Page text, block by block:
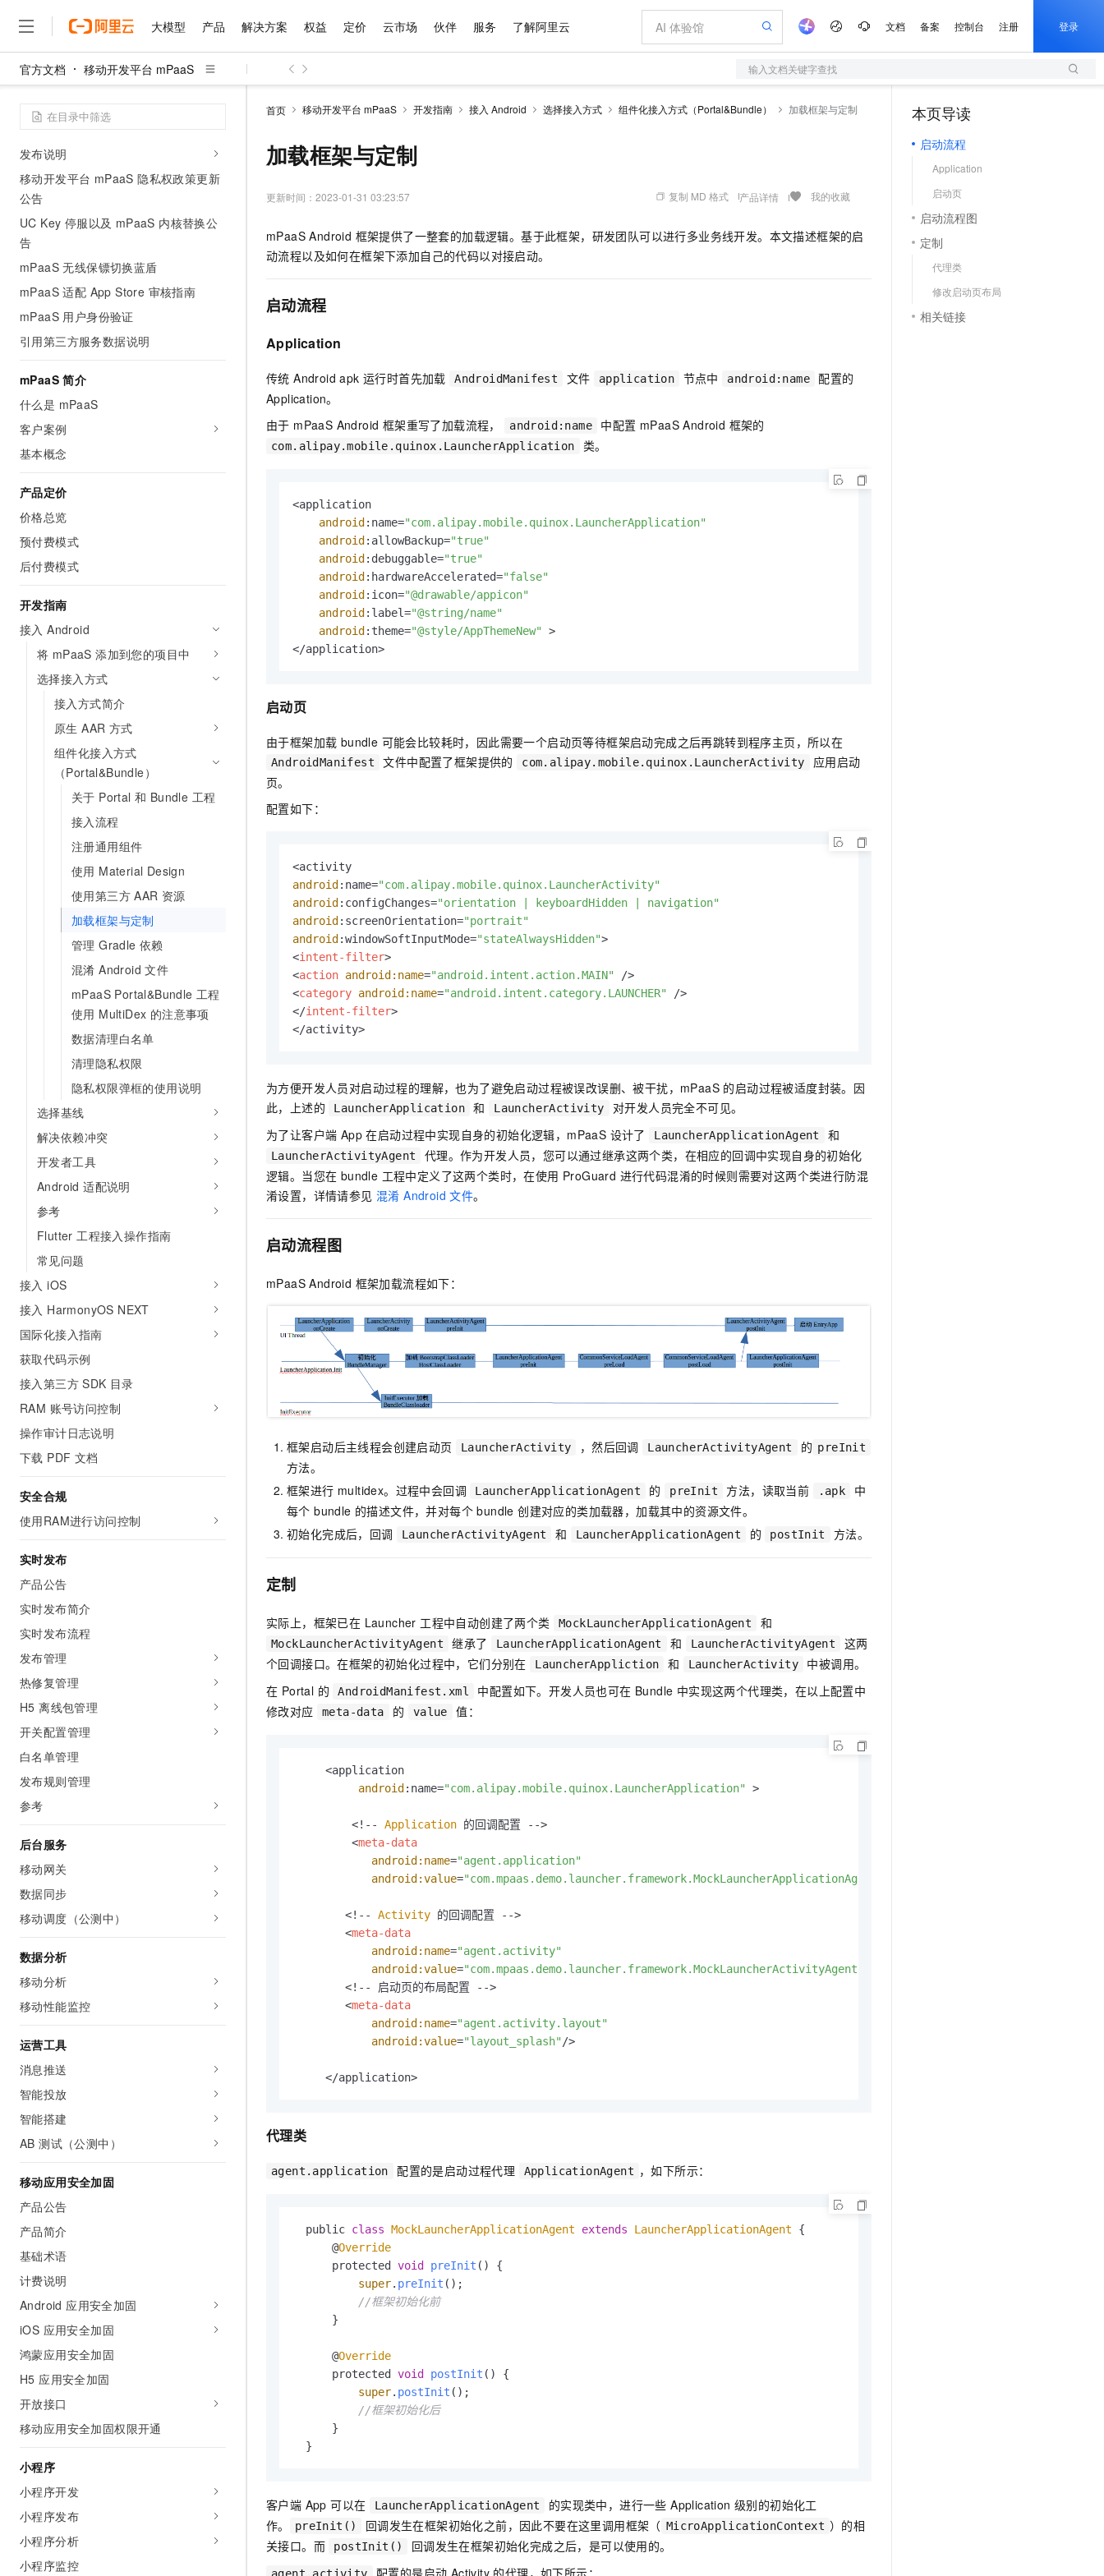
大模型 产品 解决方案 权益 定价 云市场 伙伴 服务 了解阿里云 文档 备案 控制台 注册 登录
官方文档 移动开发平台 mPaaS 输入文档关键字查找
发布说明
移动开发平台 mPaaS 隐私权政策更新
公告
UC Key 停服以及 mPaaS 内核替换公
告
mPaaS 无线保镖切换蓝盾
mPaaS 适配 App Store 审核指南
mPaaS 用户身份验证
引用第三方服务数据说明
mPaaS 简介
什么是 mPaaS
客户案例
基本概念
产品定价
价格总览
预付费模式
后付费模式
开发指南
接入 Android
将 mPaaS 添加到您的项目中
选择接入方式
接入方式简介
原生 AAR 方式
组件化接入方式
（Portal&Bundle）
关于 Portal 和 Bundle 工程
接入流程
注册通用组件
使用 Material Design
使用第三方 AAR 资源
加载框架与定制
管理 Gradle 依赖
混淆 Android 文件
mPaaS Portal&Bundle 工程
使用 MultiDex 的注意事项
数据清理白名单
清理隐私权限
隐私权限弹框的使用说明
选择基线
解决依赖冲突
开发者工具
Android 适配说明
参考
Flutter 工程接入操作指南
常见问题
接入 iOS
接入 HarmonyOS NEXT
国际化接入指南
获取代码示例
接入第三方 SDK 目录
RAM 账号访问控制
操作审计日志说明
下载 PDF 文档
安全合规
使用RAM进行访问控制
实时发布
产品公告
实时发布简介
实时发布流程
发布管理
热修复管理
H5 离线包管理
开关配置管理
白名单管理
发布规则管理
参考
后台服务
移动网关
数据同步
移动调度（公测中）
数据分析
移动分析
移动性能监控
运营工具
消息推送
智能投放
智能搭建
AB 测试（公测中）
移动应用安全加固
产品公告
产品简介
基础术语
计费说明
Android 应用安全加固
iOS 应用安全加固
鸿蒙应用安全加固
H5 应用安全加固
开放接口
移动应用安全加固权限开通
小程序
小程序开发
小程序发布
小程序分析
小程序监控
首页 移动开发平台 mPaaS 开发指南 接入 Android 选择接入方式 组件化接入方式（Portal&Bundle） 加载框架与定制
加载框架与定制
更新时间： 2023-01-31 03:23:57 复制 MD 格式 产品详情 我的收藏
mPaaS Android 框架提供了一整套的加载逻辑。基于此框架，研发团队可以进行多业务线开发。本文描述框架的启
动流程以及如何在框架下添加自己的代码以对接启动。
启动流程
Application
传统 Android apk 运行时首先加载 AndroidManifest 文件 application 节点中 android:name
配置的
Application。
由于 mPaaS Android 框架重写了加载流程，
android:name 中配置 mPaaS Android 框架的
com.alipay.mobile.quinox.LauncherApplication 类。
<application
android :name="com.alipay.mobile.quinox.LauncherApplication"
android :allowBackup="true"
android :debuggable="true"
android :hardwareAccelerated="false"
android :icon="@drawable/appicon"
android :label="@string/name"
android :theme="@style/AppThemeNew"
>
</application>
启动页
由于框架加载 bundle 可能会比较耗时，因此需要一个启动页等待框架启动完成之后再跳转到程序主页，所以在
AndroidManifest 文件中配置了框架提供的 com.alipay.mobile.quinox.LauncherActivity
应用启动
页。
配置如下：
android:name="com.alipay.mobile.quinox.LauncherActivity"
android:configChanges="orientation | keyboardHidden | navigation"
android:screenOrientation="portrait"
android:windowSoftInputMode="stateAlwaysHidden"
<intent-filter>
<action android:name="android.intent.action.MAIN"
/>
<category android:name="android.intent.category.LAUNCHER"
/>
</intent-filter>
</activity>
为方便开发人员对启动过程的理解，也为了避免启动过程被误改误删、被干扰，mPaaS 的启动过程被适度封装。因
此，上述的
LauncherApplication 和 LauncherActivity
对开发人员完全不可见。
为了让客户端 App 在启动过程中实现自身的初始化逻辑，mPaaS 设计了
LauncherApplicationAgent 和
LauncherActivityAgent
代理。作为开发人员，您可以通过继承这两个类，在相应的回调中实现自身的初始化
逻辑。当您在 bundle 工程中定义了这两个类时，在使用 ProGuard 进行代码混淆的时候则需要对这两个类进行防混
淆设置，详情请参见 混淆 Android 文件。
启动流程图
mPaaS Android 框架加载流程如下：
框架启动后主线程会创建启动页 LauncherActivity ，然后回调 LauncherActivityAgent 的 preInit
方法。
框架进行 multidex。过程中会回调
LauncherApplicationAgent 的 preInit 方法，读取当前 .apk
中
每个 bundle 的描述文件，并对每个 bundle 创建对应的类加载器，加载其中的资源文件。
初始化完成后，回调
LauncherActivityAgent 和 LauncherApplicationAgent 的 postInit 方法。
定制
实际上，框架已在 Launcher 工程中自动创建了两个类 MockLauncherApplicationAgent 和
MockLauncherActivityAgent 继承了 LauncherApplicationAgent 和 LauncherActivityAgent
这两
个回调接口。在框架的初始化过程中，它们分别在
LauncherAppliction 和 LauncherActivity
中被调用。
在 Portal 的
AndroidManifest.xml
中配置如下。开发人员也可在 Bundle 中实现这两个代理类，在以上配置中
修改对应
meta-data 的 value 值：
     <application
android :name="com.alipay.mobile.quinox.LauncherApplication" >
         <!--
Application 的回调配置 -->
<meta-data
android:name="agent.application"
android:value="com.mpaas.demo.launcher.framework.MockLauncherApplicationAgent"
        <!--
Activity 的回调配置 -->
<meta-data
android:name="agent.activity"
android:value="com.mpaas.demo.launcher.framework.MockLauncherActivityAgent"
        <!-- 启动页的布局配置 -->
<meta-data
android:name="agent.activity.layout"
android:value="layout_splash"/>
     </application>
代理类
agent.application 配置的是启动过程代理 ApplicationAgent ，如下所示：
  public
class MockLauncherApplicationAgent extends LauncherApplicationAgent {
      @
Override
      protected
void preInit ( ) {
super. preInit ();
//框架初始化前
      }
      @
Override
      protected
void postInit ( ) {
super. postInit ();
//框架初始化后
      }
  }
客户端 App 可以在 LauncherApplicationAgent
的实现类中，进行一些 Application 级别的初始化工
作。
preInit() 回调发生在框架初始化之前，因此不要在这里调用框架（ MicroApplicationContext ）的相
关接口。而
postInit() 回调发生在框架初始化完成之后，是可以使用的。
本页导读
启动流程
Application
启动页
启动流程图
定制
代理类
修改启动页布局
相关链接
大模型
千问AI平台 大模型服务平台百炼
Qwen3.8-Max HOT
Qwen3.7-Plus
Qwen3-VL-Plus
视觉 Coding、空间感知、多模态思考等全面升级
Kimi-K3 NEW
1M上下文，专为长程任务能力而生 文戏情感细腻自然，动作戏激烈拳拳到肉，实现更强表演能力
语音识别与合成
Qwen3-TTS-Flash
大模型服务
千问AI平台-模型体验
在线体验全尺寸、多种模态的模型效果
Happy 系列大模型
新一代 AI 视频生成模型，深度适配广告营销等场景
AI 应用构建
大模型服务平台百炼-智能体
灵活可视化地构建企业级 Agent
人工智能平台 PAI
万有无界
大模型解决方案
10 分钟在聊天系统中增加一个 AI 助手
在企业官网、通讯软件中为客户提供 AI 客服
即刻拥有 DeepSeek-R1 满血版
多种方案随心选，轻松解锁专属 DeepSeek
超强辅助，Bolt.diy 一步搞定创意建站
通过自然语言交互简化开发流程,全栈开发支持
产品
精选产品
人工智能与机器学习
容器
存储
网络与CDN
安全
中间件
数据库
大数据计算
媒体服务
Serverless
开发工具
迁移与运维管理
专有云
精选产品
大模型服务与应用平台
多元化、高性能、安全可靠的大模型服务
无影云电脑
随时随地安全接入的云上超级电脑
面向分析的企业级SaaS模式云数据仓库
人工智能平台 PAI 大模型
一站式AI开发、训练和推理服务
全托管，含MySQL、PostgreSQL、SQL Server、MariaDB多引擎
Qoder
面向真实软件的智能体编程平台
轻量应用服务器
数字证书管理服务（原SSL证书）
实现全站HTTPS，呈现可信的WEB访问
短信服务
解决方案
精选解决方案
AI
大数据
现代化应用
安全
网络
可观测
上云与迁云
政企业务
精选解决方案
上传文档即自动完成翻译和格式还原
Hermes Agent，打造自进化智能体
自主进化，持久记忆，越用越聪明
5 分钟轻松部署专属 QwenPaw HOT
从聊天伙伴进化为能主动干活的本地数字员工
一键购买专属联机服务器，轻松开启游戏
高效搭建 AI 智能体与工作流应用
通过阿里云百炼高效搭建AI应用,助力高效开发
Agency Agents：拥有专属领域专家
HappyHorse 打造一站式影视创作平台
漫剧工坊：一站式动画创作平台
快速生产连贯的高质量长漫剧
高效部署网站，快速应用到小程序
权益 普惠上云
云服务器38元/年起，超值低价云产品抢先购
推荐新用户得奖励，单订单最高返9万
云工开物
高校专属算力普惠，学生认证享300元代金券
免费试用
最高领取价值200元试用点，立即开启云上创新
AI 产品 免费试用
1亿+ 大模型 tokens 和 30+ 款产品免费体验
140+云产品 免费试用
产品新客免费试用，最长12个月
助力企业全员 AI 认知与能力提升
AI 特惠
Token Plan 模型订阅计划 NEW
Qwen3.8-Max 首发尝鲜，限时加量 10 倍，夜间低至2折
Night Plan 支持 Qwen 3.8-Max NEW
AI 场景体验
从图文生成到视频创作，一键激活电商全链路生产力
AI 广告创作
图文、视频一站生成，高效打造优质广告素材
AI 办公
智能客服
AI 活动
AI 生产力先锋
先锋实践拓展 AI 生产力的边界
飞天发布时刻
所见，即是所愿
AI 实训营
从基础到进阶，Agent 创客手把手教你
创新加速
定价 产品定价
了解云产品的定价详情
云上成本管理
管理和优化成本
价格计算器
自助选配和估算价格
配置报价器
一站式生成采购清单，支持单品或批量购买
阿里云 OPC 创新助力计划
Token 补贴，五大权
益加速 OPC 成功
云市场 精选商城
多端小程序
观测云
蓝凌 OA
Tableau 订阅
AI空中课堂在线直播课堂（旗舰版）
行业生态解决方案
开发者生态解决方案
AI 开发和 AI 应用解决方案
数据与 API
OCR 文字识别
企业应用
CRM
400电话
广告营销
基础软件
JAVA
SUSE
专业服务
公司注册
上云迁移
伙伴 成为销售伙伴
咨询伙伴
销售伙伴合作计划
无影生态合作计划
Salesforce On Alibaba Cloud
AI 大模型销售与服务生态合作计划
成为产品伙伴 产品伙伴合作计划
云网络合作计划
服务生态伙伴
服务伙伴合作计划
Al MaaS 服务伙伴赋能合作
伙伴信用分合作计划
合作伙伴培训与认证
查询合作伙伴
登录合作伙伴管理后台
服务 售前咨询
售后服务
自助服务
在线服务
工单服务
短信专区
企业增值服务
企业成长
服务实践
阿里云认证
信息公告
开发者社区
镜像站
我要投诉
了解阿里云 为什么选择阿里云
技术领先
分析师报告
AI 算法大赛
云开发大赛
最佳实践
看见新力量
市场活动
云工开物
加入我们